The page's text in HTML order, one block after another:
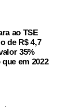
ao TSE
de R$ 4,7
35%
em 2022